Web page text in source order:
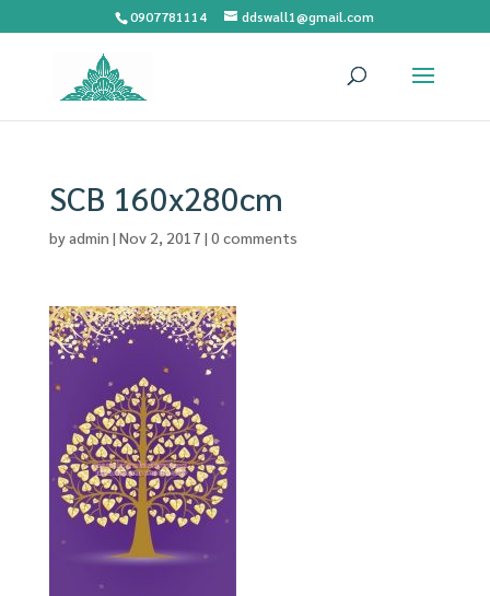
0907781114 ddswall1@gmail.com
SCB 160x280cm
byadmin | Nov 2, 2017 | 0 comments